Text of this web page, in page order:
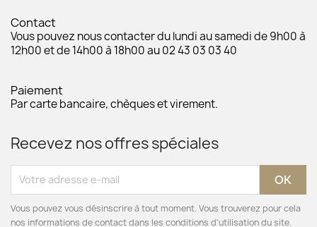
Contact
Vous pouvez nous contacter du lundi au samedi de 9h00 à
12h00 et de 14h00 à 18h00 au 02 43 03 03 40
Paiement
Par carte bancaire, chèques et virement.
Recevez nos offres spéciales
Vous pouvez vous désinscrire à tout moment. Vous trouverez pour cela
nos informations de contact dans les conditions d'utilisation du site.